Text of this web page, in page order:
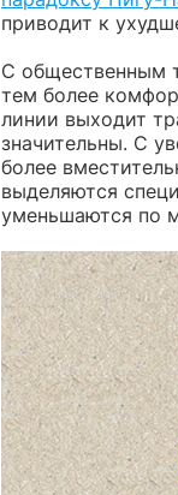
приводит к
С общественным
тем более
линии выходит
значительны. С
более
выделяются
уменьшаются по